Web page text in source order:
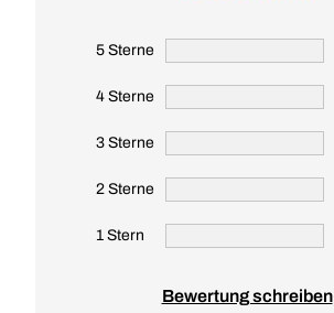
5 Sterne
4 Sterne
3 Sterne
2 Sterne
1 Stern
Bewertung schreiben